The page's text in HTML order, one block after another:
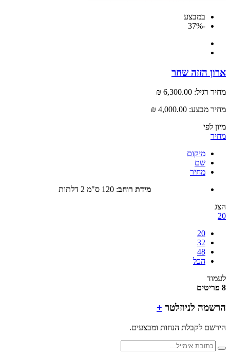
במבצע
הזזה שחר
רגיל: 6,300.00 ₪
מבצע: 4,000.00 ₪
מיקום
שם
מחיר
מידת רוחב :120 ס"מ 2 דלתות
הכל
לניוזלטר+
לקבלת הנחות ומבצעים.